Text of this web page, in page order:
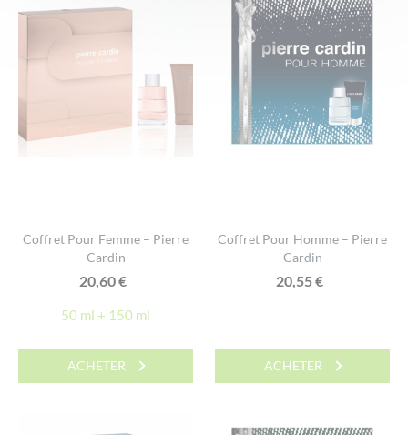
Coffret Pour Femme – Pierre
Cardin
20,60€
50 ml + 150 ml
ACHETER
Coffret Pour Homme – Pierre
Cardin
20,55€
ACHETER